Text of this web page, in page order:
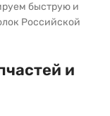
быструю и
Российской
и